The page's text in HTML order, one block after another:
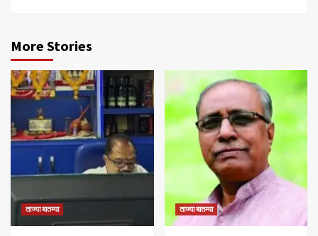
More Stories
ताज्या बातम्या ताज्या बातम्या